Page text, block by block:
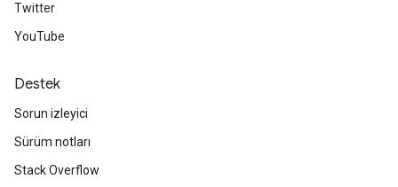
Twitter
YouTube
Destek
Sorun izleyici
Sürüm notları
Stack Overflow